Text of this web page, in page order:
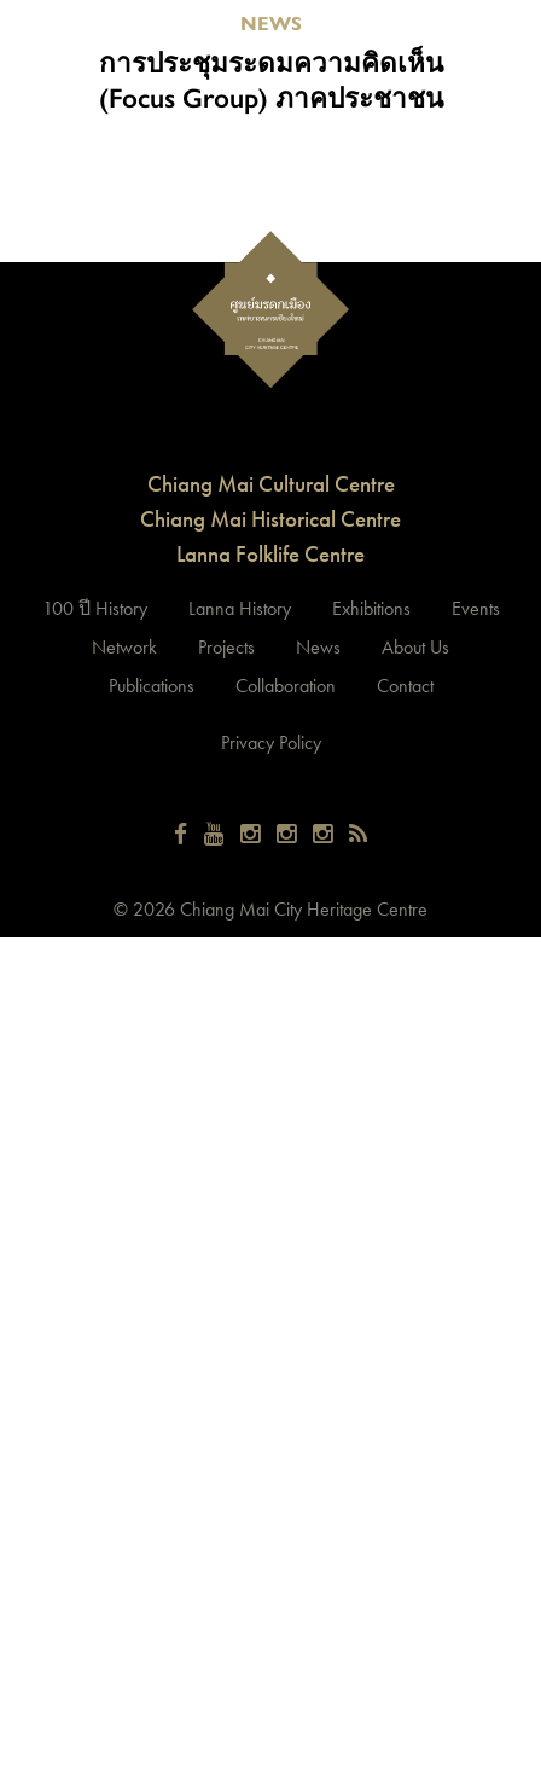
NEWS
การประชุมระดมความคิดเห็น
(Focus Group) ภาคประชาชน
Chiang Mai Cultural Centre
Chiang Mai Historical Centre
Lanna Folklife Centre
100 ปี History Lanna History Exhibitions
Events
Network
Projects News
About Us
Publications
Collaboration Contact
Privacy Policy
© 2026 Chiang Mai City Heritage Centre